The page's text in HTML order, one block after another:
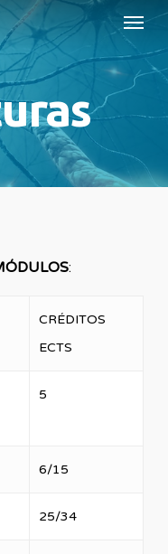
Menu
:
CRÉDITOS
ECTS
5
6/15
25/34